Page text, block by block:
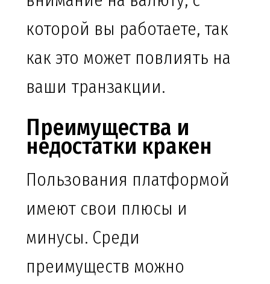
которой вы работаете, так
как это может повлиять на
ваши транзакции.
Преимущества и
недостатки кракен
Пользования платформой
имеют свои плюсы и
минусы. Среди
преимуществ можно